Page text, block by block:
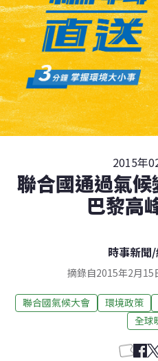
2015年
聯合國通過氣
巴黎高
時事新聞/
摘錄自2015年2月15
聯合國氣候大會 環境政策
全球